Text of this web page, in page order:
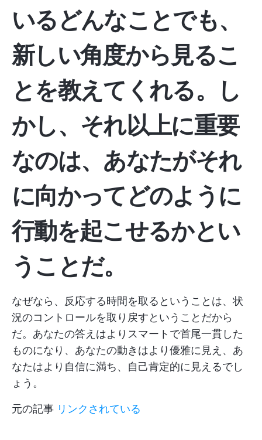
いるどんなことでも、
新しい角度から見るこ
とを教えてくれる。し
かし、それ以上に重要
なのは、あなたがそれ
に向かってどのように
行動を起こせるかとい
うことだ。
なぜなら、反応する時間を取るということは、状
況のコントロールを取り戻すということだから
だ。あなたの答えはよりスマートで首尾一貫した
ものになり、あなたの動きはより優雅に見え、あ
なたはより自信に満ち、自己肯定的に見えるでし
ょう。
元の記事 リンクされている